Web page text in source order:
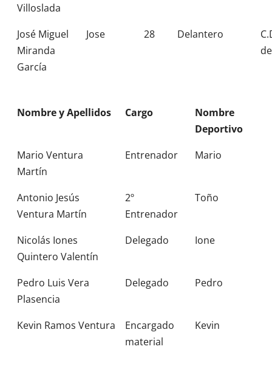
Villoslada
José Miguel
Miranda
García
Jose 28 Delantero
Nombre y Apellidos Cargo
Nombre
Deportivo
Mario Ventura
Martín
Entrenador Mario
Antonio Jesús
Ventura Martín
2º
Entrenador
Toño
Nicolás Iones
Quintero Valentín
Delegado Ione
Pedro Luis Vera
Plasencia
Delegado Pedro
Kevin Ramos Ventura
Encargado
material
Kevin